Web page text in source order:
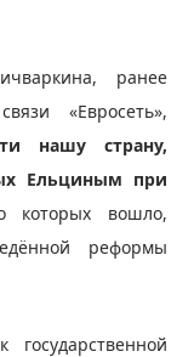
ранее
«Евросеть»,
нашу страну,
Ельциным при
которых вошло,
реформы